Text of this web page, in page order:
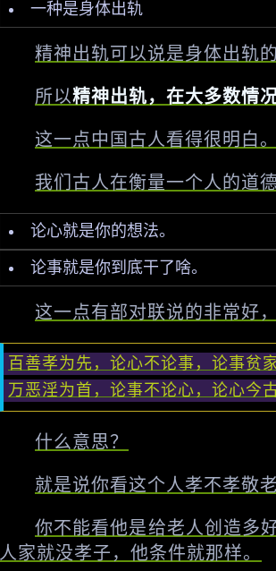
一种是身体出轨
精神出轨可以说是身体出轨
所以精神出轨，在大多数情
这一点中国古人看得很明白。
我们古人在衡量一个人的道
论心就是你的想法。
论事就是你到底干了啥。
这一点有部对联说的非常好，
百善孝为先，论心不论事，论事贫
万恶淫为首，论事不论心，论心今
什么意思？
就是说你看这个人孝不孝敬
你不能看他是给老人创造多
人家就没孝子，他条件就那样。